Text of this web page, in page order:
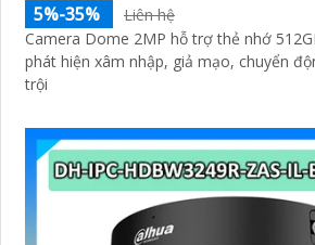
5%-35%
Liên hệ
Camera Dome 2MP hỗ trợ thẻ nhớ
phát hiện xâm nhập, giả mạo, chuyển
trội